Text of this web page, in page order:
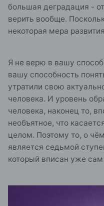
большая деградация -
верить вообще.
некоторая мера
Я не верю в вашу
вашу способность
утратили свою
человека. И уровень
человека, наконец то,
необъятное, что
целом. Поэтому то, о
является седьмой
который вписан уже